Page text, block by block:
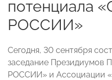
потенциала
РОССИИ»
Сегодня, 30 сентября
заседание Президиумов
РОССИИ» и Ассоциации